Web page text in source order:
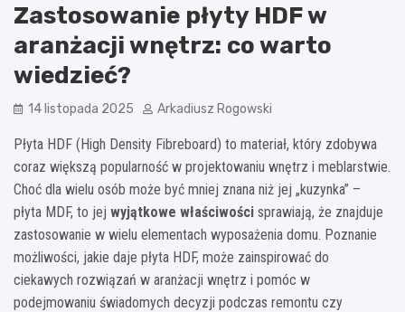
Zastosowanie płyty HDF w
aranżacji wnętrz: co warto
wiedzieć?
14 listopada 2025 Arkadiusz Rogowski
Płyta HDF (High Density Fibreboard) to materiał, który zdobywa
coraz większą popularność w projektowaniu wnętrz i meblarstwie.
Choć dla wielu osób może być mniej znana niż jej „kuzynka” –
płyta MDF, to jej wyjątkowe właściwości sprawiają, że znajduje
zastosowanie w wielu elementach wyposażenia domu. Poznanie
możliwości, jakie daje płyta HDF, może zainspirować do
ciekawych rozwiązań w aranżacji wnętrz i pomóc w
podejmowaniu świadomych decyzji podczas remontu czy